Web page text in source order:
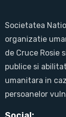
Societatea
organizatie
de Cruce Rosie
publice si
umanitara in
persoanelor